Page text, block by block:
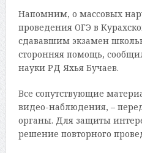
Напомним, о массовых
проведения ОГЭ в
сдававшим экзамен
сторонняя помощь,
науки РД Яхья Бучаев.
Все сопутствующие
видео-наблюдения, –
органы. Для защиты
решение повторного